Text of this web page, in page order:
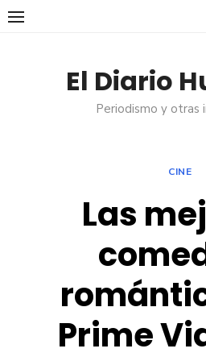
Saltar
El Diario
Periodismo y otras
CINE
Las
Prime